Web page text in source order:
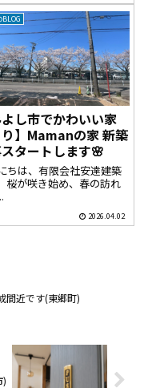
よし市でかわいい家
】Mamanの家 新築
タートします🌸
ちは、有限会社安達建築
桜が咲き始め、春の訪れ
2026.04.02
近です(東郷町)
)